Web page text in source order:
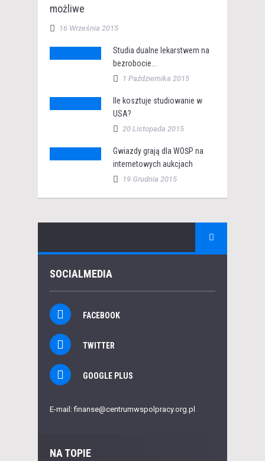
możliwe
16 Września 2015
Studia dualne lekarstwem na
bezrobocie...
1 Października 2015
Ile kosztuje studiowanie w
USA?
20 Listopada 2015
Gwiazdy grają dla WOŚP na
internetowych aukcjach
19 Grudnia 2015
SOCIALMEDIA
FACEBOOK
TWITTER
GOOGLE PLUS
E-mail: finanse@centrumwspolpracy.org.pl
NA TOPIE